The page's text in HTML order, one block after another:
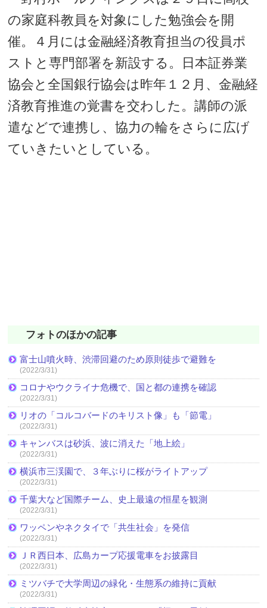
の家庭科教員を対象にした勉強会を開
催。４月には金融経済教育担当の役員ポ
ストと専門部署を新設する。日本証券業
協会と全国銀行協会は昨年１２月、金融経
済教育推進の覚書を交わした。講師の派
遣などで連携し、協力の輪をさらに広げ
ていきたいとしている。
フォトのほかの記事
富士山噴火時、渋滞回避のため原則徒歩で避難を
(2022/3/31)
コロナやウクライナ危機で、国と都の連携を確認
(2022/3/31)
リオの「コルコバードのキリスト像」も「節電」
(2022/3/31)
キャンバスは砂浜、波に消えた「地上絵」
(2022/3/31)
横浜市三渓園で、３年ぶりに桜がライトアップ
(2022/3/31)
千葉大など国際チーム、史上最遠の恒星を観測
(2022/3/31)
ワッペンやネクタイで「共生社会」を発信
(2022/3/31)
ＪＲ西日本、広島カープ応援電車をお披露目
(2022/3/31)
ミツバチで大学周辺の緑化・生態系の維持に貢献
(2022/3/31)